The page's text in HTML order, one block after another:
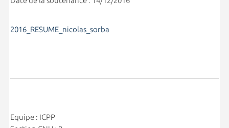
2016_RESUME_nicolas_sorba
Equipe : ICPP